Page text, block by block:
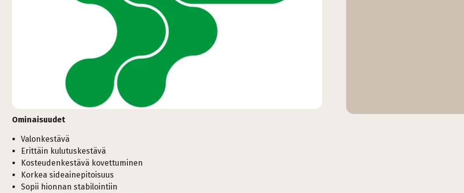
Ominaisuudet
Valonkestävä
Erittäin kulutuskestävä
Kosteudenkestävä kovettuminen
Korkea sideainepitoisuus
Sopii hionnan stabilointiin